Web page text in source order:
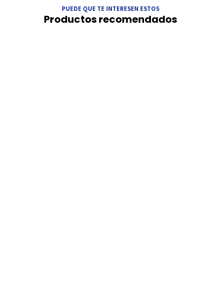
PUEDE QUE TE INTERESEN ESTOS
Productos recomendados